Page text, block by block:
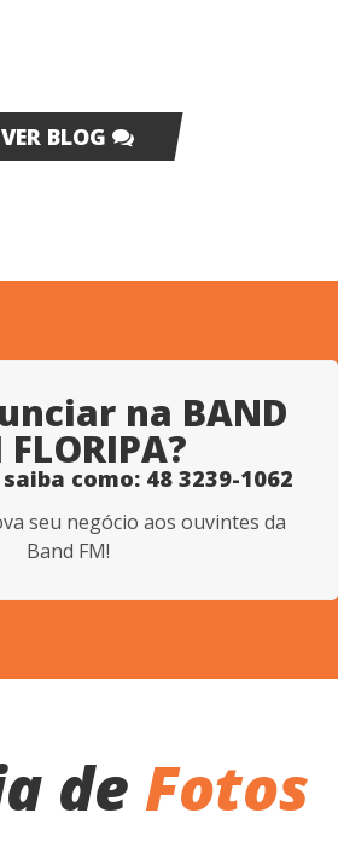
VER BLOG
na BAND
FLORIPA?
como: 48 3239-1062
seu negócio aos ouvintes da
Band FM!
de Fotos